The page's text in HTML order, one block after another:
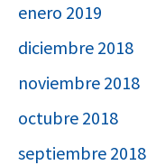
enero 2019
diciembre 2018
noviembre 2018
octubre 2018
septiembre 2018